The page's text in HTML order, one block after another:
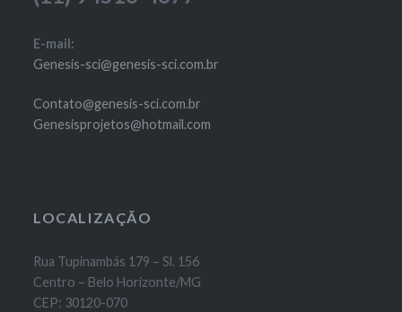
E-mail:
Genesis-sci@genesis-sci.com.br
Contato@genesis-sci.com.br
Genesisprojetos@hotmail.com
LOCALIZAÇÃO
Rua Tupinambás 179 – Sl. 156
Centro – Belo Horizonte/MG
CEP: 30120-070